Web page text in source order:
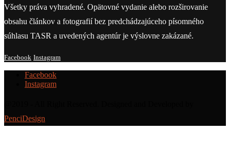
Všetky práva vyhradené. Opätovné vydanie alebo rozširovanie
obsahu článkov a fotografií bez predchádzajúceho písomného
súhlasu TASR a uvedených agentúr je výslovne zakázané.
Facebook Instagram
Facebook
Instagram
PenciDesign